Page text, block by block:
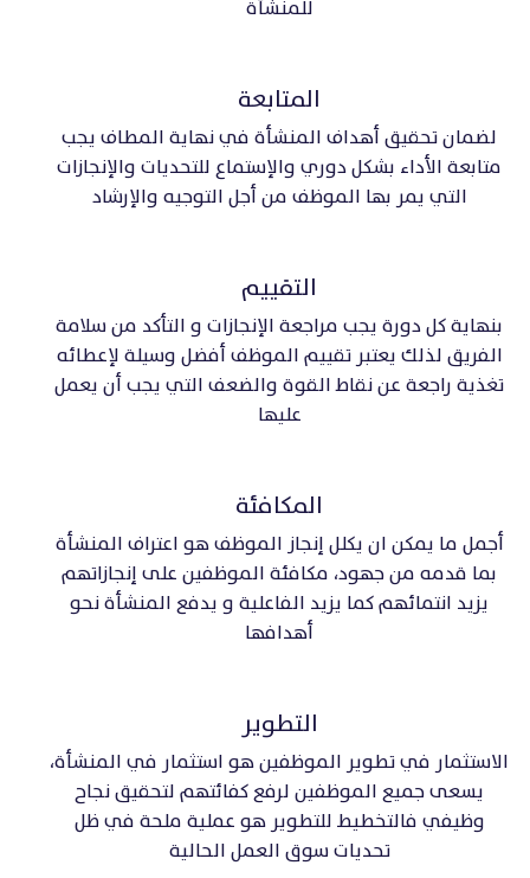
للمنشأة
المتابعة
لضمان تحقيق أهداف المنشأة في نهاية المطاف يجب
متابعة الأداء بشكل دوري والإستماع للتحديات والإنجازات
التي يمر بها الموظف من أجل التوجيه والإرشاد
التقييم
بنهاية كل دورة يجب مراجعة الإنجازات و التأكد من سلامة
الفريق لذلك يعتبر تقييم الموظف أفضل وسيلة لإعطائه
تغذية راجعة عن نقاط القوة والضعف التي يجب أن يعمل
عليها
المكافئة
أجمل ما يمكن ان يكلل إنجاز الموظف هو اعتراف المنشأة
بما قدمه من جهود، مكافئة الموظفين على إنجازاتهم
يزيد انتمائهم كما يزيد الفاعلية و يدفع المنشأة نحو
أهدافها
التطوير
الاستثمار في تطوير الموظفين هو استثمار في المنشأة،
يسعى جميع الموظفين لرفع كفائتهم لتحقيق نجاح
وظيفي فالتخطيط للتطوير هو عملية ملحة في ظل
تحديات سوق العمل الحالية